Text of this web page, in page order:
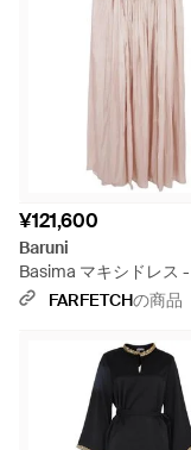
¥121,600
Baruni
Basima マキシドレス
FARFETCHの商品